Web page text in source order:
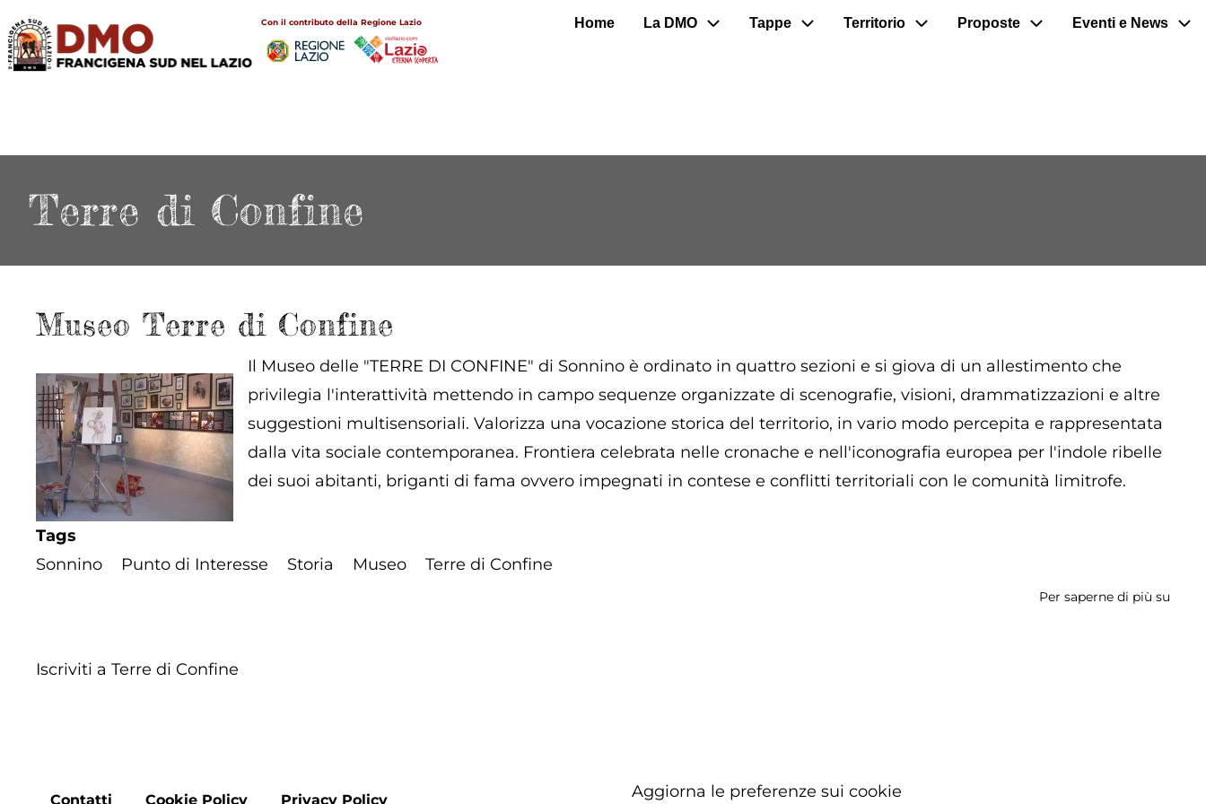
Salta
al
contenuto
Con il contributo della Regione Lazio
Main
navigation
Home La DMO Tappe Territorio Proposte Eventi e News
Terre di Confine
Museo Terre di Confine
Il Museo delle "TERRE DI CONFINE" di Sonnino è ordinato in quattro sezioni e si giova di un allestimento che
privilegia l'interattività mettendo in campo sequenze organizzate di scenografie, visioni, drammatizzazioni e altre
suggestioni multisensoriali. Valorizza una vocazione storica del territorio, in vario modo percepita e rappresentata
dalla vita sociale contemporanea. Frontiera celebrata nelle cronache e nell'iconografia europea per l'indole ribelle
dei suoi abitanti, briganti di fama ovvero impegnati in contese e conflitti territoriali con le comunità limitrofe.
Tags
Sonnino
Punto di Interesse Storia Museo Terre di Confine
Per saperne di più su
Iscriviti a Terre di Confine
Contatti Cookie Policy Privacy Policy Aggiorna le preferenze sui cookie